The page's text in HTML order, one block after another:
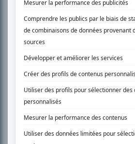
SUR LE RÉSEAU BIZZ MÉDIA
PLAN DU SITE
Accueil
Liste des oeuvres
Liste des comédiens
Recherche avancée